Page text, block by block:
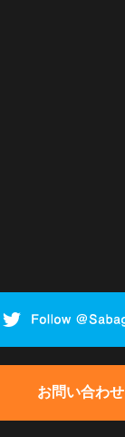
お問い合わせ